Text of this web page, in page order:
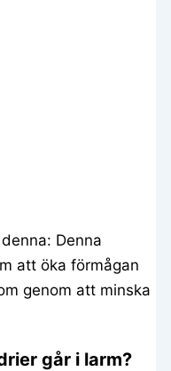
Denna
att öka förmågan
genom att minska
går i larm?